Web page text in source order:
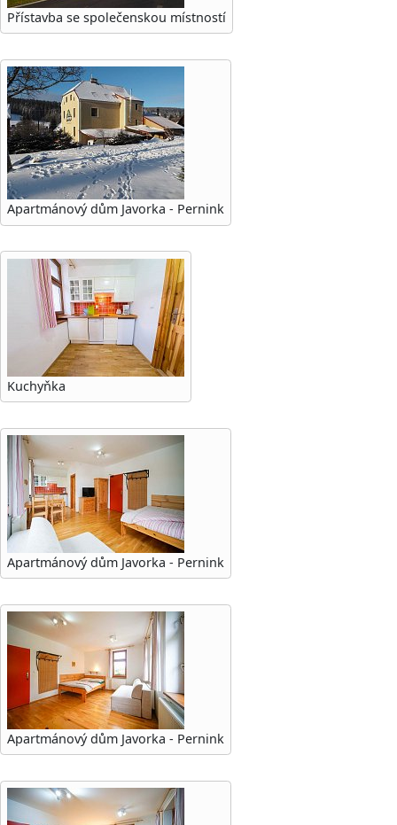
Přístavba se společenskou místností
Apartmánový dům Javorka - Pernink
Kuchyňka
Apartmánový dům Javorka - Pernink
Apartmánový dům Javorka - Pernink